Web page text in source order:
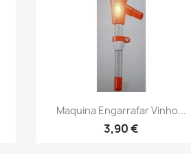
Maquina Engarrafar Vinho...
3,90 €
Vista rápida